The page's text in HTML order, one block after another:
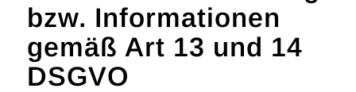
bzw. Informationen
gemäß Art 13 und 14
DSGVO